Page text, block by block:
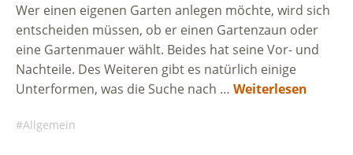
Wer einen eigenen Garten anlegen möchte, wird sich
entscheiden müssen, ob er einen Gartenzaun oder
eine Gartenmauer wählt. Beides hat seine Vor- und
Nachteile. Des Weiteren gibt es natürlich einige
Unterformen, was die Suche nach … Weiterlesen
Allgemein